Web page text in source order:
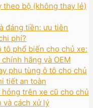
theo bộ (không thay lẻ)
đáng tiền: ưu tiên
phí?
tô phổ biến cho chủ xe:
hãng và OEM
phụ tùng ô tô cho chủ
tiết an toàn
trên xe cũ cho chủ
và cách xử lý